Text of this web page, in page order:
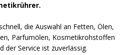
die Auswahl an Fetten, Ölen,
Parfumölen, Kosmetikrohstoffen
der Service ist zuverlässig.